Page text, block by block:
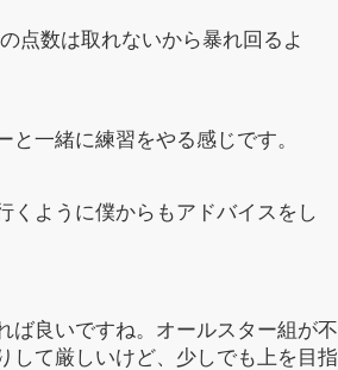
点数は取れないから暴れ回るよ
一緒に練習をやる感じです。
くように僕からもアドバイスをし
ば良いですね。オールスター組が不
して厳しいけど、少しでも上を目指